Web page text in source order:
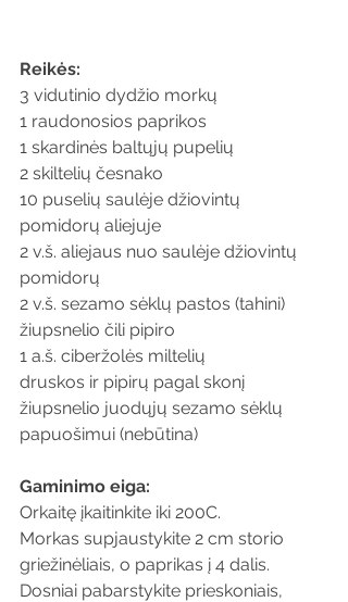
Reikės:
3 vidutinio dydžio morkų
1 raudonosios paprikos
1 skardinės baltųjų pupelių
2 skiltelių česnako
10 puselių saulėje džiovintų
pomidorų aliejuje
2 v.š. aliejaus nuo saulėje džiovintų
pomidorų
2 v.š. sezamo sėklų pastos (tahini)
žiupsnelio čili pipiro
1 a.š. ciberžolės miltelių
druskos ir pipirų pagal skonį
žiupsnelio juodųjų sezamo sėklų
papuošimui (nebūtina)
Gaminimo eiga:
Orkaitę įkaitinkite iki 200C.
Morkas supjaustykite 2 cm storio
griežinėliais, o paprikas į 4 dalis.
Dosniai pabarstykite prieskoniais,